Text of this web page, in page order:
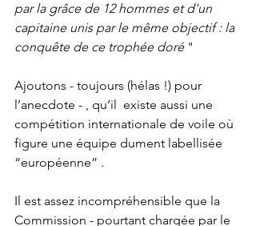
par la grâce de 12 hommes et d'un
capitaine unis par le même objectif : la
conquête de ce trophée doré "
Ajoutons - toujours (hélas !) pour
l’anecdote - , qu’il  existe aussi une
compétition internationale de voile où
figure une équipe dument labellisée
“européenne” .
Il est assez incompréhensible que la
Commission - pourtant chargée par le